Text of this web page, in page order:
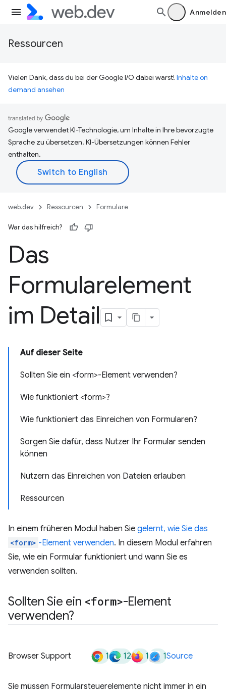
Anmelden
Ressourcen
Vielen Dank, dass du bei der Google I/O dabei warst! Inhalte on
demand ansehen
Google verwendet KI-Technologie, um Inhalte in Ihre bevorzugte
Sprache zu übersetzen. KI-Übersetzungen können Fehler
enthalten.
web.dev Ressourcen Formulare
War das hilfreich?
Das
Formularelement
im Detail
Auf dieser Seite
Sollten Sie ein <form>-Element verwenden?
Wie funktioniert <form>?
Wie funktioniert das Einreichen von Formularen?
Sorgen Sie dafür, dass Nutzer Ihr Formular senden
können
Nutzern das Einreichen von Dateien erlauben
Ressourcen
In einem früheren Modul haben Sie gelernt, wie Sie das
<form> -Element verwenden. In diesem Modul erfahren
Sie, wie ein Formular funktioniert und wann Sie es
verwenden sollten.
Sollten Sie ein <form>-Element
verwenden?
Browser Support 1 12 1 1Source
Sie müssen Formularsteuerelemente nicht immer in ein